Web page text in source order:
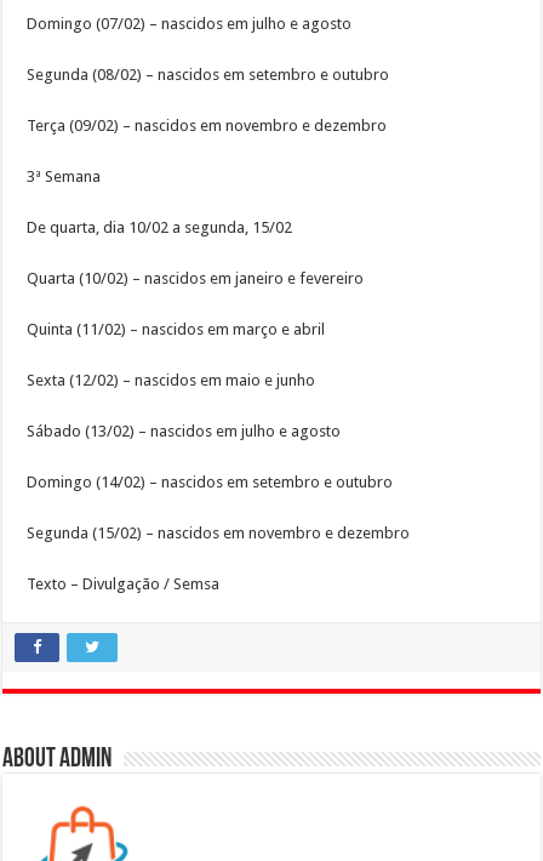
Domingo (07/02) – nascidos em julho e agosto
Segunda (08/02) – nascidos em setembro e outubro
Terça (09/02) – nascidos em novembro e dezembro
3ª Semana
De quarta, dia 10/02 a segunda, 15/02
Quarta (10/02) – nascidos em janeiro e fevereiro
Quinta (11/02) – nascidos em março e abril
Sexta (12/02) – nascidos em maio e junho
Sábado (13/02) – nascidos em julho e agosto
Domingo (14/02) – nascidos em setembro e outubro
Segunda (15/02) – nascidos em novembro e dezembro
Texto – Divulgação / Semsa
About admin